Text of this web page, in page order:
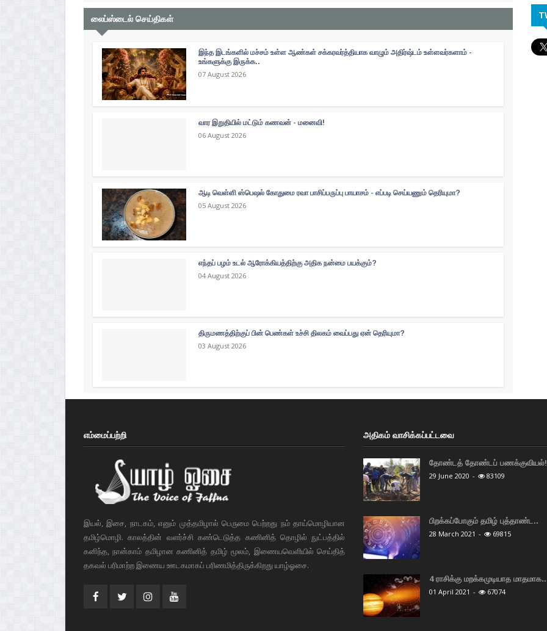
லைப்ஸ்டைல் செய்திகள்
இந்த இடங்களில் மச்சம் உள்ள ஆண்கள் சக்கரவர்த்தியாக வாழும் அதிர்ஷ்டம் உள்ளவர்களாம் -
உங்களுக்கு இருக்க..
07 August 2026
வார இறுதியில் மட்டும் கணவன் - மனைவி!
06 August 2026
ஆடி வெள்ளி ஸ்பெஷல் கோதுமை ரவா பாசிப்பருப்பு பாயாசம் - எப்படி செய்யணும் தெரியுமா?
05 August 2026
எந்தப் பழம் உடல் ஆரோக்கியத்திற்கு அதிக நன்மை பயக்கும்?
04 August 2026
திருமணத்திற்குப் பின் பெண்கள் உச்சி திலகம் வைப்பது ஏன் தெரியுமா?
03 August 2026
எம்மைப்பற்றி
இயல், இசை, நாடகம், எனும் முத்தமிழால் பெருமை பெற்றது நம் தாய்மொழியான
தமிழ்மொழி. காலத்தின் வளர்ச்சி கண்டெடுத்த கணினித் தொழில் நுட்பத்தில்
கனிந்த, நான்காம் தமிழான கணினித் தமிழ் மூலம், இணையவெளியில் செய்தித்
தகவல் பரிமாற்ற இணைய ஊடகமாகப் பரிணமித்திருக்கிறது யாழ்ஓசை.
அதிகம் வாசிக்கப்பட்டவை
தோண்டத் தோண்டப் பணக்குவியல்!
29 June 2020 - 83109
பிறக்கப்போகும் தமிழ் புத்தாண்ட..
28 March 2021 - 69815
4 ராசிக்கு மறக்கமுடியாத மாதமாக..
01 April 2021 - 67074